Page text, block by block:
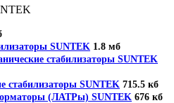
SUNTEK 1.8 мб
стабилизаторы SUNTEK
стабилизаторы SUNTEK 715.5 кб
(ЛАТРы) SUNTEK 676 кб